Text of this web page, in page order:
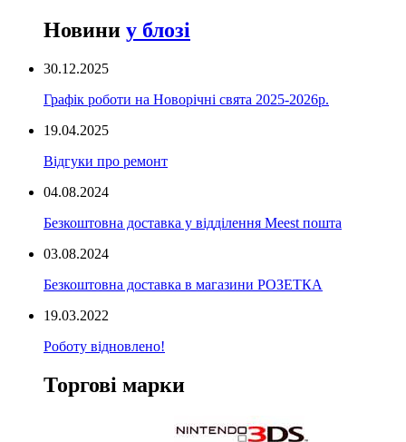
Новини у блозі
30.12.2025
Графік роботи на Новорічні свята 2025-2026р.
19.04.2025
Відгуки про ремонт
04.08.2024
Безкоштовна доставка у відділення Meest пошта
03.08.2024
Безкоштовна доставка в магазини РОЗЕТКА
19.03.2022
Роботу відновлено!
Торгові марки